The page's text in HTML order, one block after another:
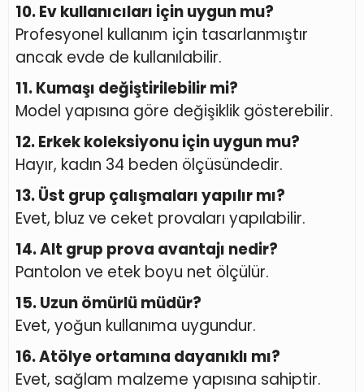
10. Ev kullanıcıları için uygun mu?
Profesyonel kullanım için tasarlanmıştır
ancak evde de kullanılabilir.
11. Kumaşı değiştirilebilir mi?
Model yapısına göre değişiklik gösterebilir.
12. Erkek koleksiyonu için uygun mu?
Hayır, kadın 34 beden ölçüsündedir.
13. Üst grup çalışmaları yapılır mı?
Evet, bluz ve ceket provaları yapılabilir.
14. Alt grup prova avantajı nedir?
Pantolon ve etek boyu net ölçülür.
15. Uzun ömürlü müdür?
Evet, yoğun kullanıma uygundur.
16. Atölye ortamına dayanıklı mı?
Evet, sağlam malzeme yapısına sahiptir.